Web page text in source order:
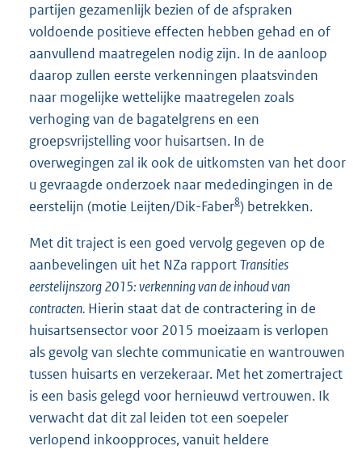
partijen gezamenlijk bezien of de afspraken
voldoende positieve effecten hebben gehad en of
aanvullend maatregelen nodig zijn. In de aanloop
daarop zullen eerste verkenningen plaatsvinden
naar mogelijke wettelijke maatregelen zoals
verhoging van de bagatelgrens en een
groepsvrijstelling voor huisartsen. In de
overwegingen zal ik ook de uitkomsten van het door
u gevraagde onderzoek naar mededingingen in de
eerstelijn (motie Leijten/Dik-Faber8) betrekken.
Met dit traject is een goed vervolg gegeven op de
aanbevelingen uit het NZa rapportTransities
eerstelijnszorg 2015: verkenning van de inhoud van
contracten. Hierin staat dat de contractering in de
huisartsensector voor 2015 moeizaam is verlopen
als gevolg van slechte communicatie en wantrouwen
tussen huisarts en verzekeraar. Met het zomertraject
is een basis gelegd voor hernieuwd vertrouwen. Ik
verwacht dat dit zal leiden tot een soepeler
verlopend inkoopproces, vanuit heldere